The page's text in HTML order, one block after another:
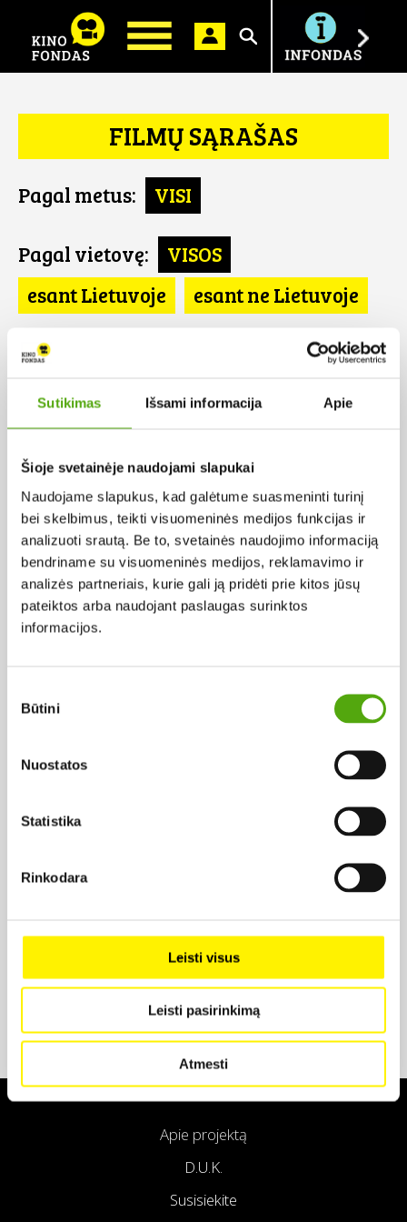
Sutikimas Išsami informacija Apie
Šioje svetainėje naudojami slapukai
Naudojame slapukus, kad galėtume suasmeninti turinį
bei skelbimus, teikti visuomeninės medijos funkcijas ir
analizuoti srautą. Be to, svetainės naudojimo informaciją
bendriname su visuomeninės medijos, reklamavimo ir
analizės partneriais, kurie gali ją pridėti prie kitos jūsų
pateiktos arba naudojant paslaugas surinktos
informacijos.
pasirinkimas
Būtini
Nuostatos
Statistika
Rinkodara
Leisti visus
Leisti pasirinkimą
Atmesti
Ieškoti
FILMŲ SĄRAŠAS
Pagal metus: VISI
Pagal vietovę:
VISOS
esant Lietuvoje
esant ne Lietuvoje
Pagal šalį:
JAV
Pagal abėcėlę:
Rezultatų nerasta...
Apie projektą
D.U.K.
Susisiekite